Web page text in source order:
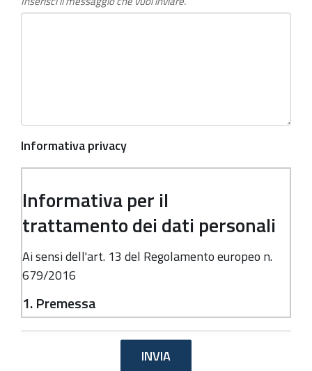
Informativa privacy
Informativa per il
trattamento dei dati personali
Ai sensi dell'art. 13 del Regolamento europeo n.
679/2016
1. Premessa
Ai sensi dell'art. 13 del Regolamento europeo n.
679/2016, la Giunta della Regione Emilia-